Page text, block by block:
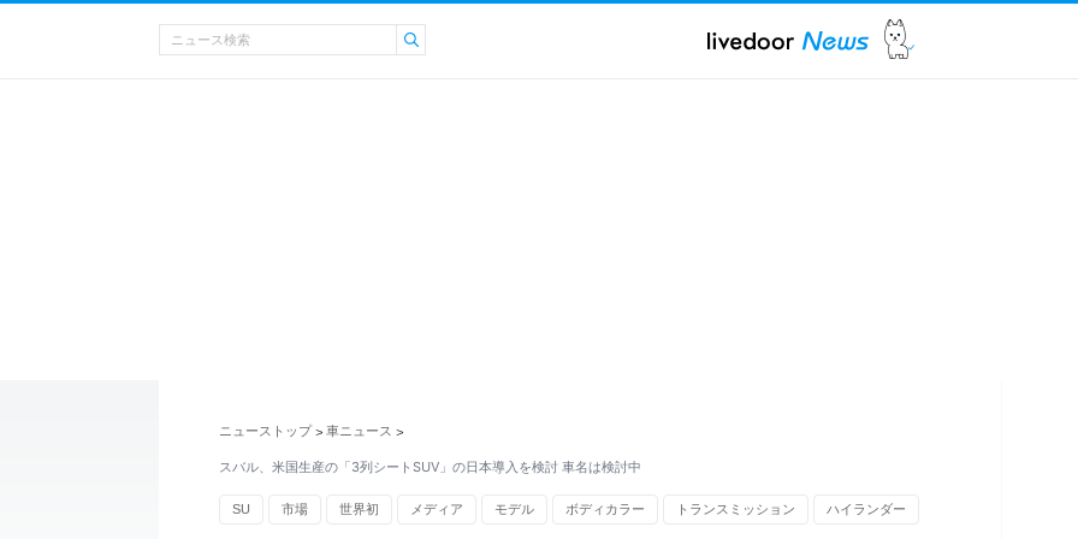
ニューストップ > 車ニュース >
スバル、米国生産の「3列シートSUV」の日本導入を検討 車名は検討中
SU 市場 世界初 メディア モデル ボディカラー トランスミッション ハイランダー